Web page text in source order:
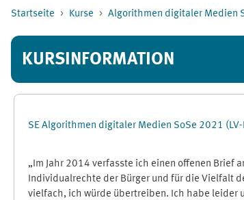
Startseite Kurse Algorithmen digitaler Medien
KURSINFORMATION
SE Algorithmen digitaler Medien SoSe 2021 (LV-
„Im Jahr 2014 verfasste ich einen offenen Brief
Individualrechte der Bürger und für die Vielfalt
vielfach, ich würde übertreiben. Ich habe leider